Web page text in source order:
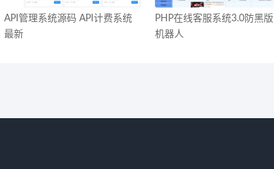
API管理系统源码 API计费系统
最新
PHP在线客服系统3.0防黑
机器人